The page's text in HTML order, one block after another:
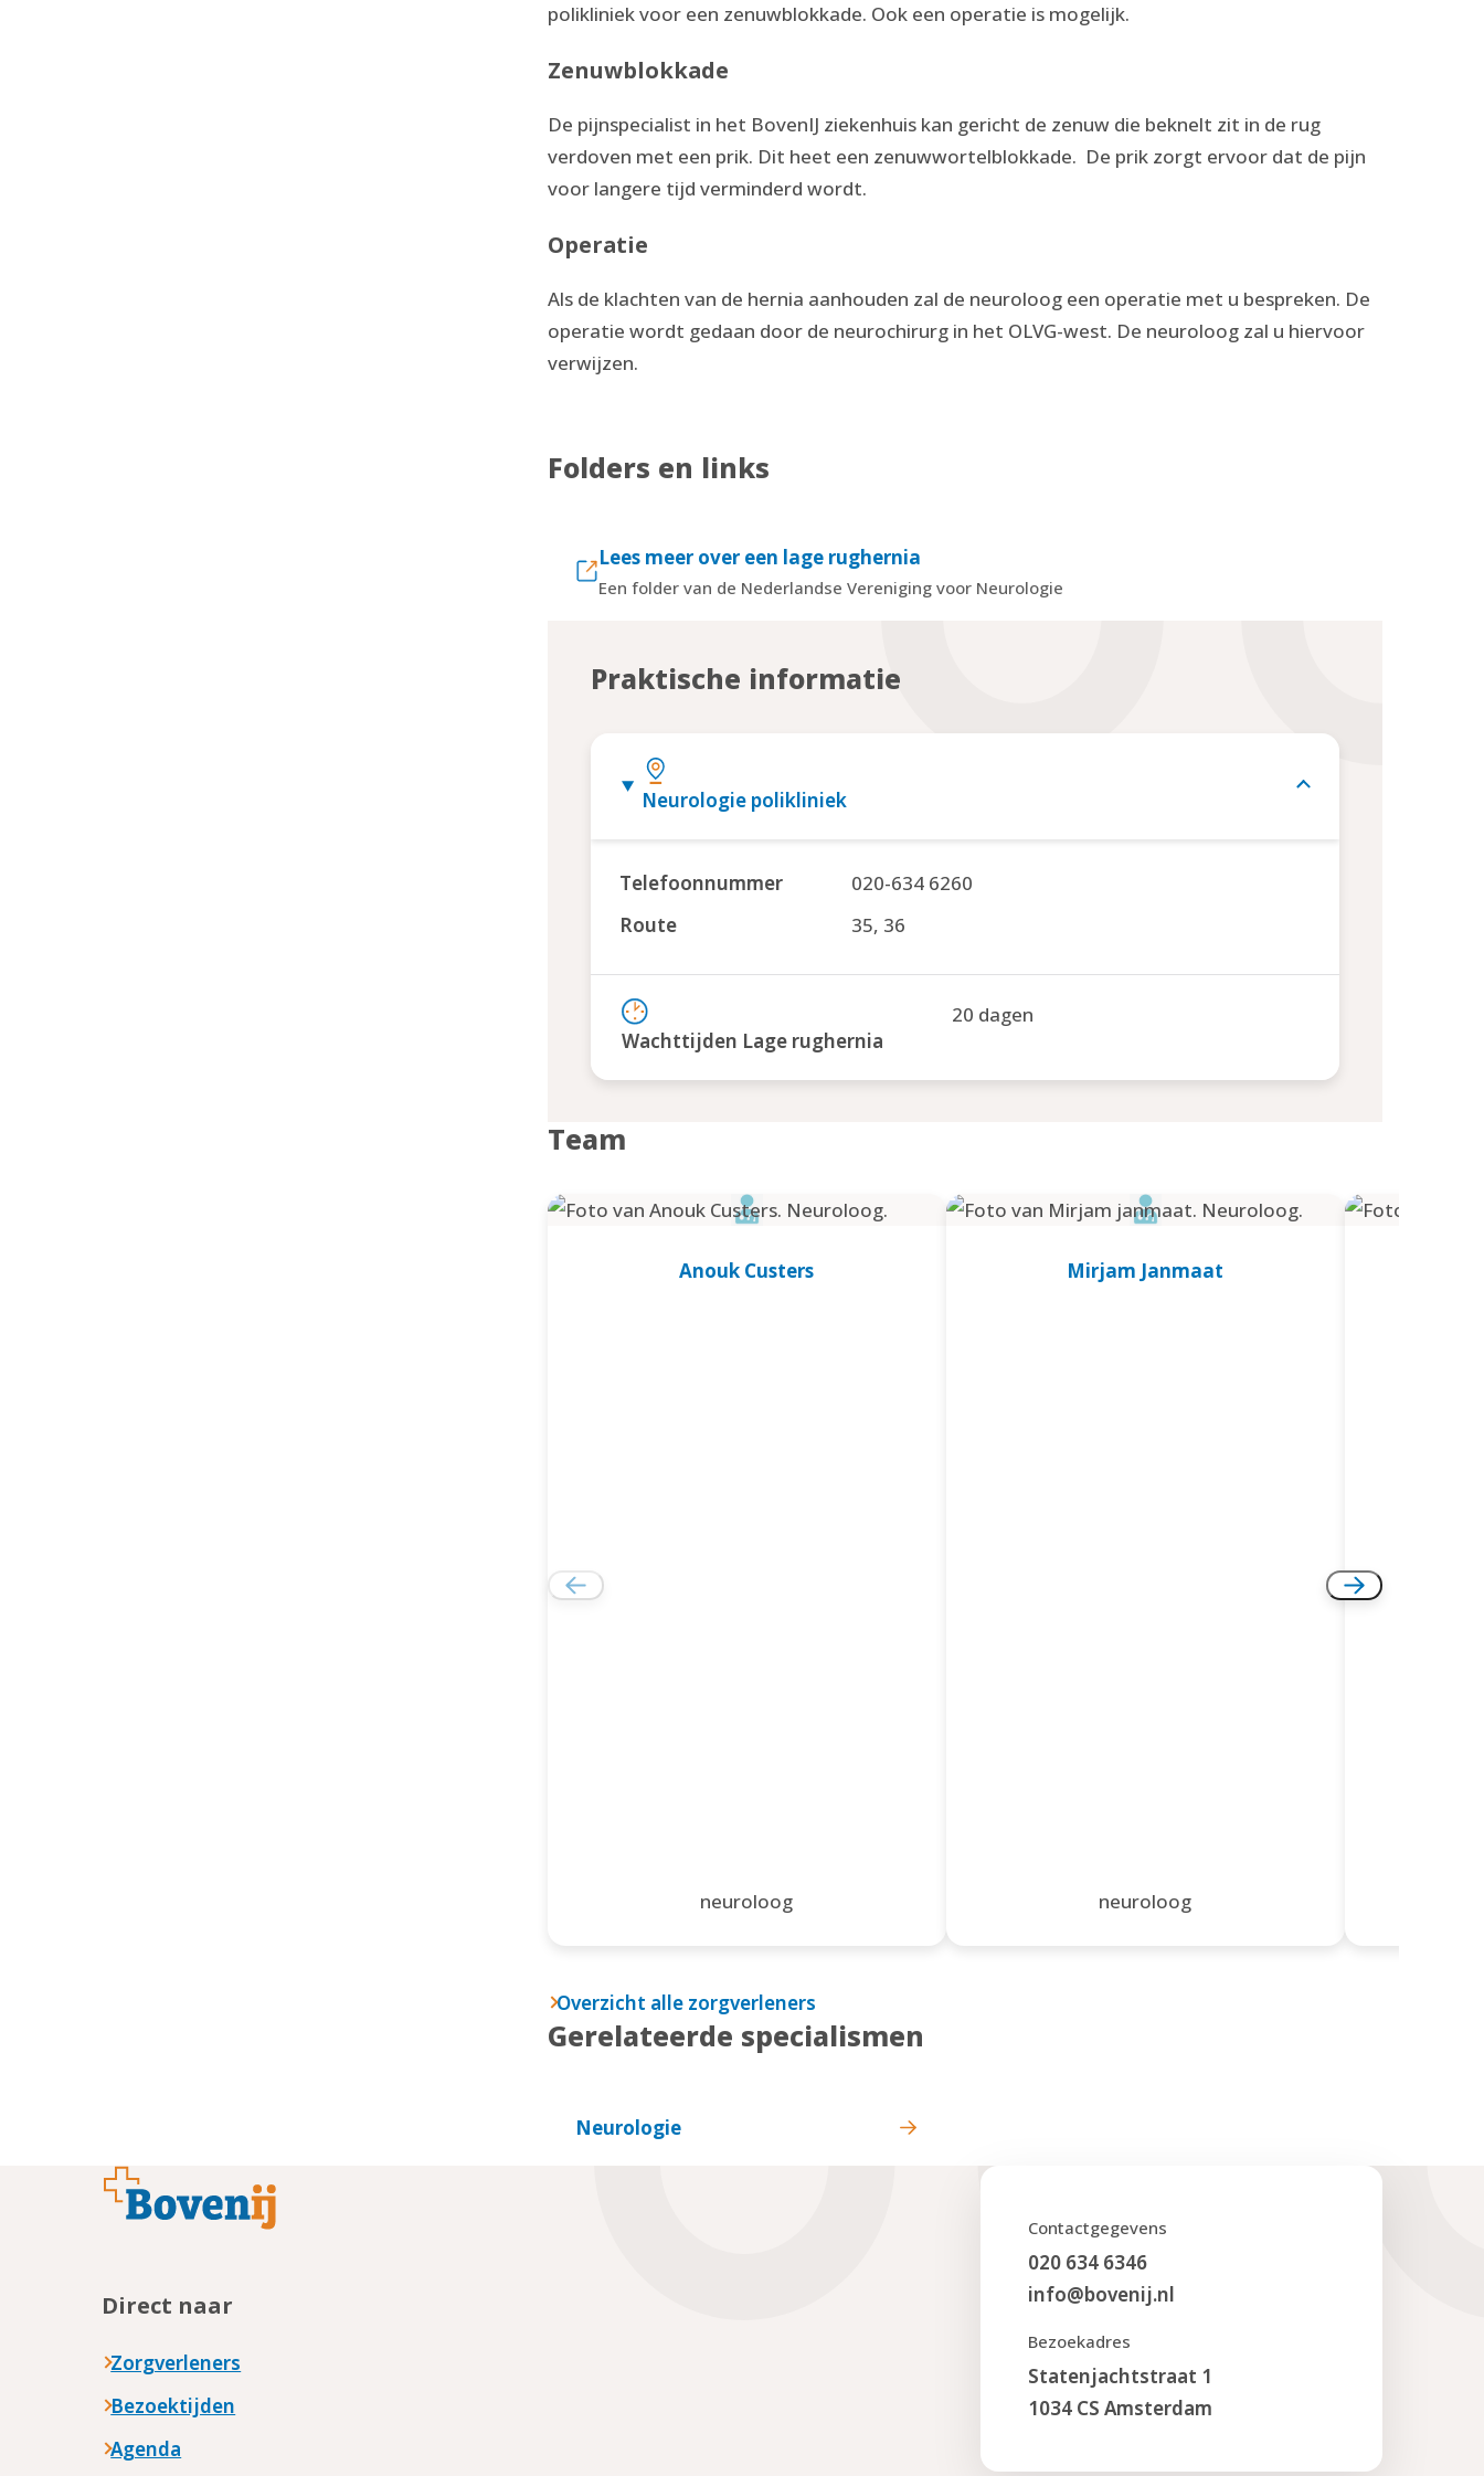
polikliniek voor een zenuwblokkade. Ook een operatie is mogelijk.
Zenuwblokkade
De pijnspecialist in het BovenIJ ziekenhuis kan gericht de zenuw die beknelt zit in de rug
verdoven met een prik. Dit heet een zenuwwortelblokkade. De prik zorgt ervoor dat de pijn
voor langere tijd verminderd wordt.
Operatie
Als de klachten van de hernia aanhouden zal de neuroloog een operatie met u bespreken. De
operatie wordt gedaan door de neurochirurg in het OLVG-west. De neuroloog zal u hiervoor
verwijzen.
Folders en links
Lees meer over een lage rughernia
Een folder van de Nederlandse Vereniging voor Neurologie
Praktische informatie
Neurologie polikliniek
Telefoonnummer
020-634 6260
Route
35, 36
Wachttijden Lage rughernia
20 dagen
Team
Anouk Custers
neuroloog
Mirjam Janmaat
neuroloog
Overzicht alle zorgverleners
Gerelateerde specialismen
Neurologie
Contactgegevens
020 634 6346
info@bovenij.nl
Bezoekadres
Statenjachtstraat 1
1034 CS Amsterdam
Direct naar
Zorgverleners
Bezoektijden
Agenda